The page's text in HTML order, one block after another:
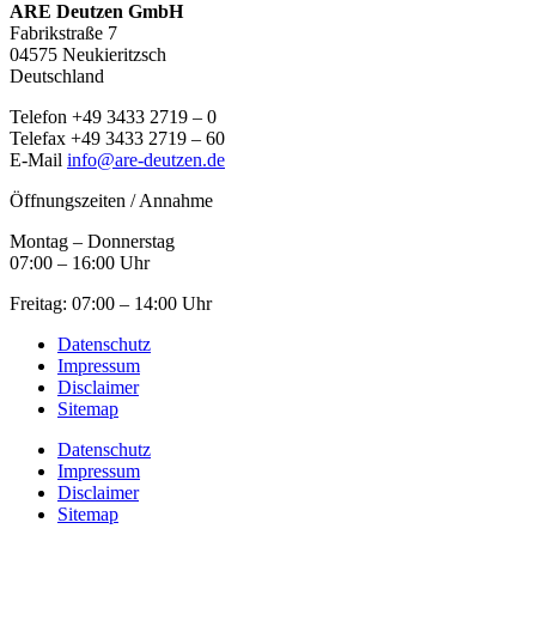
ARE Deutzen GmbH
Fabrikstraße 7
04575 Neukieritzsch
Deutschland
Telefon +49 3433 2719 – 0
Telefax +49 3433 2719 – 60
E-Mail info@are-deutzen.de
Öffnungszeiten / Annahme
Montag – Donnerstag
07:00 – 16:00 Uhr
Freitag: 07:00 – 14:00 Uhr
Datenschutz
Impressum
Disclaimer
Sitemap
Datenschutz
Impressum
Disclaimer
Sitemap